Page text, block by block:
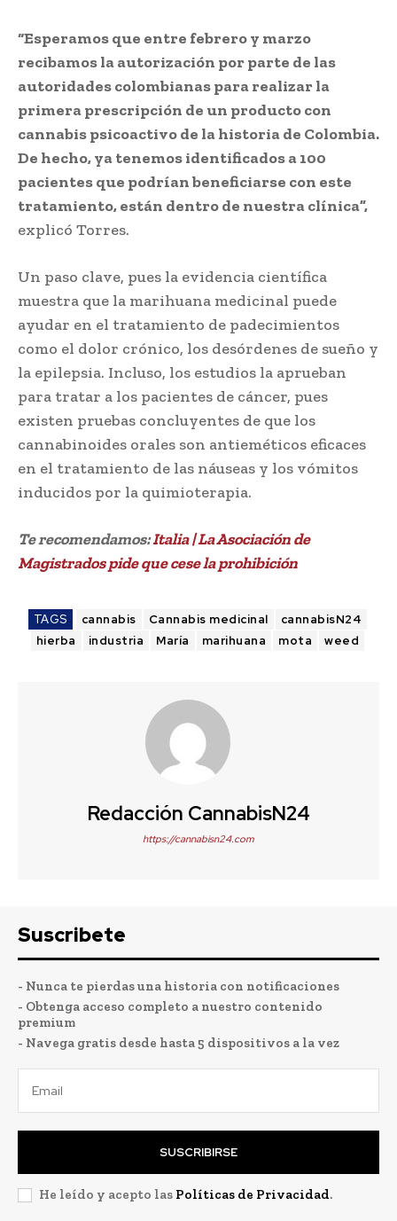
“Esperamos que entre febrero y marzo
recibamos la autorización por parte de las
autoridades colombianas para realizar la
primera prescripción de un producto con
cannabis psicoactivo de la historia de Colombia.
De hecho, ya tenemos identificados a 100
pacientes que podrían beneficiarse con este
tratamiento, están dentro de nuestra clínica”,
explicó Torres.
Un paso clave, pues la evidencia científica
muestra que la marihuana medicinal puede
ayudar en el tratamiento de padecimientos
como el dolor crónico, los desórdenes de sueño y
la epilepsia. Incluso, los estudios la aprueban
para tratar a los pacientes de cáncer, pues
existen pruebas concluyentes de que los
cannabinoides orales son antieméticos eficaces
en el tratamiento de las náuseas y los vómitos
inducidos por la quimioterapia.
Te recomendamos:Italia | La Asociación de
Magistrados pide que cese la prohibición
TAGS cannabis Cannabis medicinal
cannabisN24
hierba
industria María marihuana mota weed
Redacción CannabisN24
https://cannabisn24.com
Suscribete
- Nunca te pierdas una historia con notificaciones
- Obtenga acceso completo a nuestro contenido
premium
- Navega gratis desde hasta 5 dispositivos a la vez
SUSCRIBIRSE
He leído y acepto las Políticas de Privacidad.